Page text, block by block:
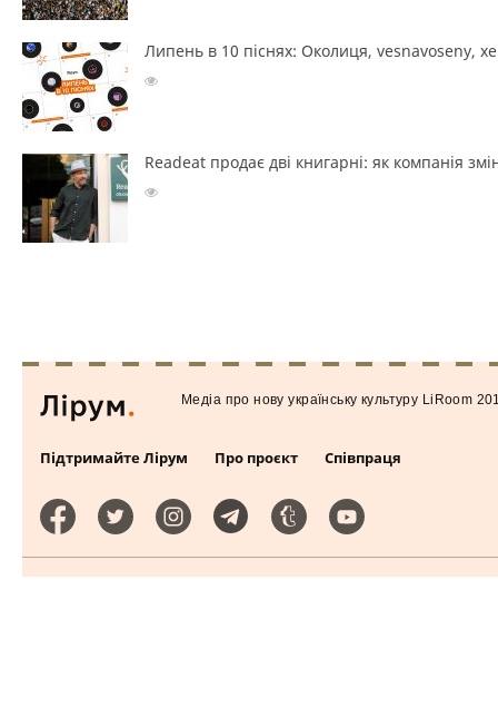
Липень в 10 піснях: Околиця, vesnavoseny,
Readeat продає дві книгарні: як компанія
Підтримайте Лірум Про проєкт Співпраця
Медiа про нову українську культуру LiRoom